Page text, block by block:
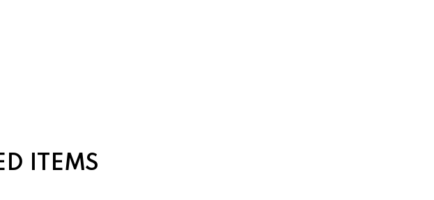
ITEMS